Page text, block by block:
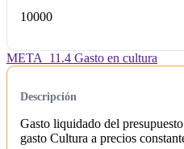
10000
META_11.4 Gasto en cultura
Descripción
Gasto liquidado del
gasto Cultura a precios